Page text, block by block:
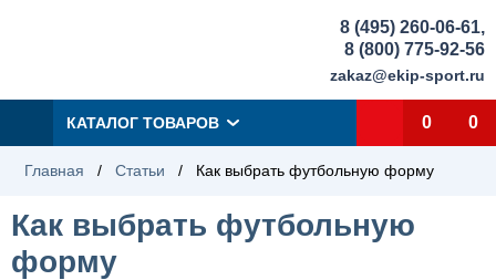
8 (495) 260-06-61,
8 (800) 775-92-56
zakaz@ekip-sport.ru
КАТАЛОГ ТОВАРОВ 0 0
Главная / Статьи / Как выбрать футбольную форму
Как выбрать футбольную
форму